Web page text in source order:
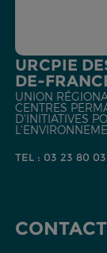
URCPIE
DE-
UNION
CENTRES
D'INITIATIVES
TEL : 03 23 80
CONTACT